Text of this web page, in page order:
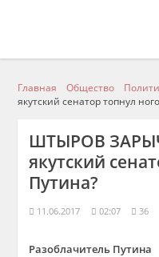
Главная Общество
якутский сенатор топнул
ШТЫРОВ
якутский
Путина?
11.06.2017 02:07 36
Разоблачитель Путина